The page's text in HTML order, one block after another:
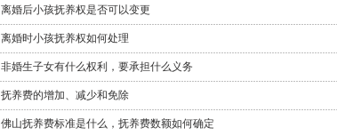
离婚后小孩抚养权是否可以变更
离婚时小孩抚养权如何处理
非婚生子女有什么权利，要承担什么义务
抚养费的增加、减少和免除
佛山抚养费标准是什么，抚养费数额如何确定